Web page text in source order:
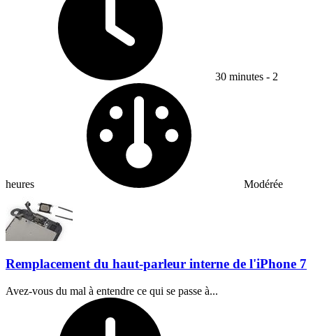
30 minutes - 2
heures Modérée
Remplacement du haut-parleur interne de l'iPhone 7
Avez-vous du mal à entendre ce qui se passe à...